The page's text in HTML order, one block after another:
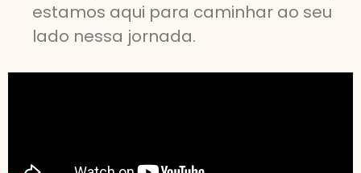
estamos aqui para caminhar ao seu
lado nessa jornada.